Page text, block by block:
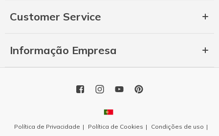
Customer Service
Informação Empresa
Política de Privacidade Política de Cookies Condições de uso